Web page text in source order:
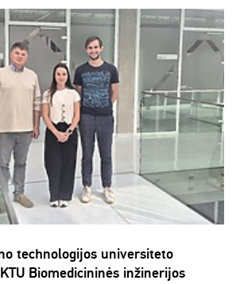
technologijos universiteto
Biomedicininės inžinerijos